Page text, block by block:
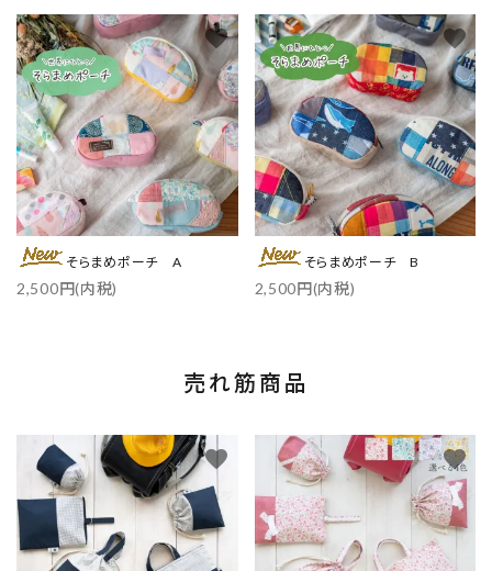
そらまめポーチ A
2,500円(内税)
favorite
そらまめポーチ B
2,500円(内税)
favorite
売れ筋商品
favorite favorite